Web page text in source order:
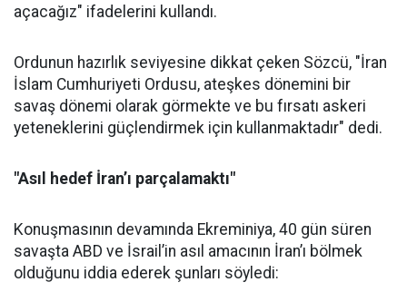
açacağız" ifadelerini kullandı.
Ordunun hazırlık seviyesine dikkat çeken Sözcü, "İran
İslam Cumhuriyeti Ordusu, ateşkes dönemini bir
savaş dönemi olarak görmekte ve bu fırsatı askeri
yeteneklerini güçlendirmek için kullanmaktadır" dedi.
"Asıl hedef İran’ı parçalamaktı"
Konuşmasının devamında Ekreminiya, 40 gün süren
savaşta ABD ve İsrail’in asıl amacının İran’ı bölmek
olduğunu iddia ederek şunları söyledi: